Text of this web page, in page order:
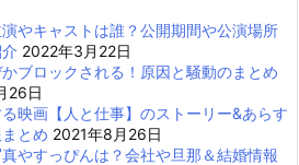
演やキャストは誰？公開期間や公演場所
2022年3月22日
ブロックされる！原因と騒動のまとめ
26日
映画【人と仕事】のストーリー&あらす
とめ 2021年8月26日
やすっぴんは？会社や旦那＆結婚情報